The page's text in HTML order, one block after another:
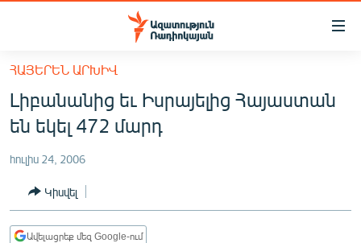
Մատչելիության
հիմնական
բովանդակությանը
Անցնել
հիմնական
մենյուին
ՀԱՅԱՍՏԱՆ
ՔԱՂԱՔԱԿԱՆ
ԸՆՏՐՈՒԹՅՈՒՆՆԵՐ 2026
ԻՐԱՎՈՒՆՔ
ՀԱՍԱՐԱԿՈՒԹՅՈՒՆ
ՀԱՅԵՐԵՆ ԱՐԽԻՎ
Լիբանանից եւ Իսրայելից Հայաստան
են եկել 472 մարդ
հուլիս 24, 2006
Կիսվել
Ավելացրեք մեզ Google-ում